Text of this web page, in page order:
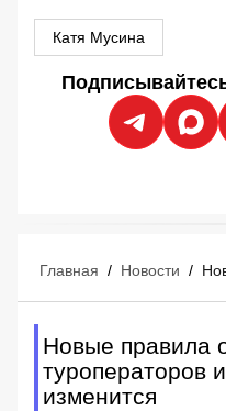
Катя Мусина
Главная / Новости /
Новые правила
туроператоров
изменится